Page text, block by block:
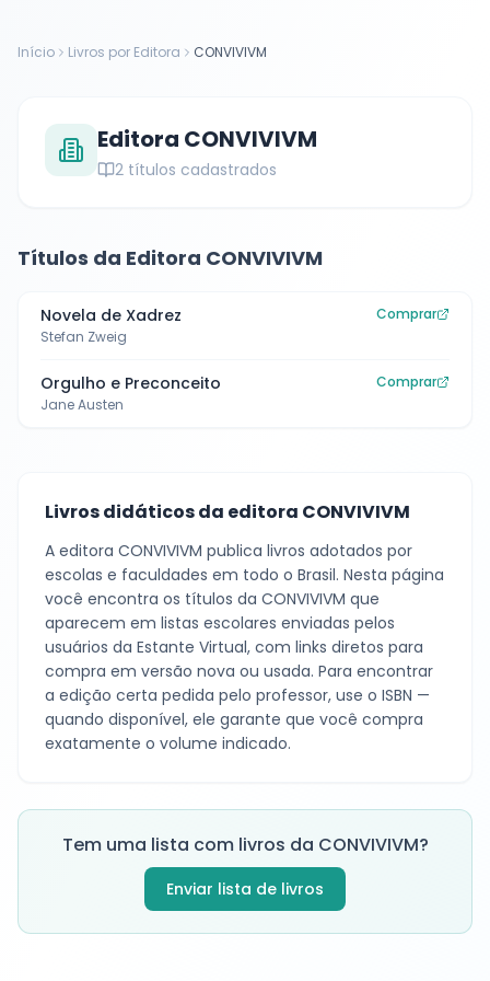
Início Livros por Editora CONVIVIVM
Editora CONVIVIVM
2 títulos cadastrados
Títulos da Editora CONVIVIVM
Novela de Xadrez
Stefan Zweig
Comprar
Orgulho e Preconceito
Jane Austen
Comprar
Livros didáticos da editora CONVIVIVM
A editora CONVIVIVM publica livros adotados por
escolas e faculdades em todo o Brasil. Nesta página
você encontra os títulos da CONVIVIVM que
aparecem em listas escolares enviadas pelos
usuários da Estante Virtual, com links diretos para
compra em versão nova ou usada. Para encontrar
a edição certa pedida pelo professor, use o ISBN —
quando disponível, ele garante que você compra
exatamente o volume indicado.
Tem uma lista com livros da CONVIVIVM?
Enviar lista de livros